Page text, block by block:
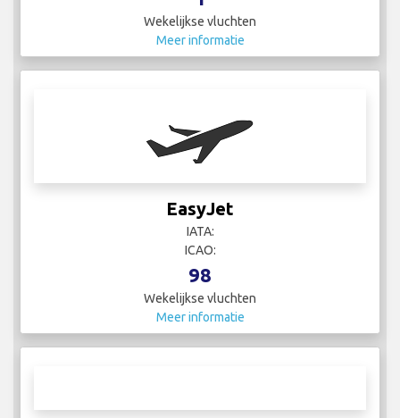
Wekelijkse vluchten
Meer informatie
EasyJet
IATA:
ICAO:
98
Wekelijkse vluchten
Meer informatie